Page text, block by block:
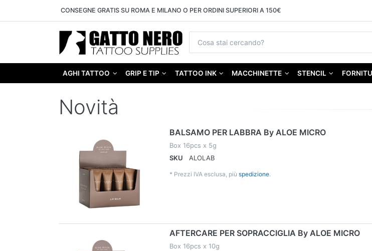
CONSEGNE GRATIS SU ROMA E MILANO O PER ORDINI SUPERIORI A 150€
AGHI TATTOO GRIP E TIP TATTOO INK MACCHINETTE STENCIL
Novità
BALSAMO PER LABBRA By ALOE MICRO
Box 16pcs x 5g
SKU
ALOLAB
* Prezzi IVA esclusa, più spedizione.
AFTERCARE PER SOPRACCIGLIA By ALOE MICRO
Box 16pcs x 10g